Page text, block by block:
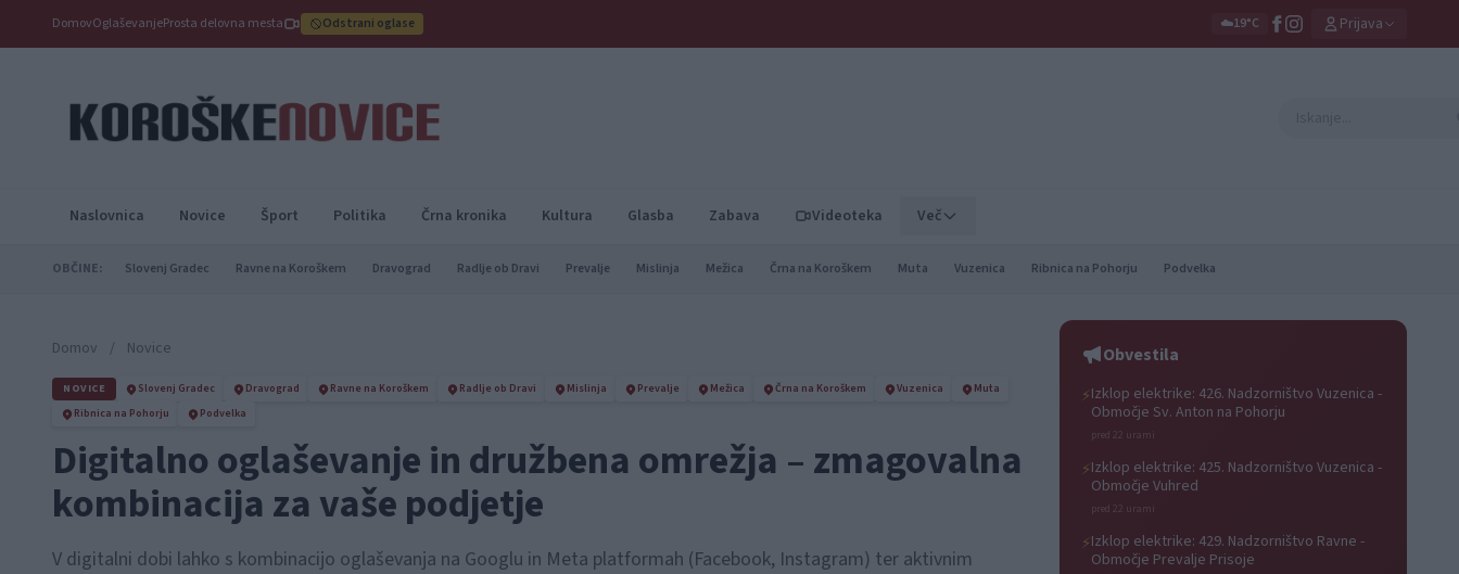
DomovOglaševanjeProsta delovna mesta Odstrani oglase ☁️19°C Prijava
Naslovnica Novice Šport Politika Črna kronika Kultura Glasba Zabava Videoteka Več
OBČINE: Slovenj Gradec Ravne na Koroškem Dravograd Radlje ob Dravi Prevalje Mislinja Mežica Črna na Koroškem Muta Vuzenica Ribnica na Pohorju Podvelka
Domov / Novice
NOVICE Slovenj Gradec Dravograd Ravne na Koroškem Radlje ob Dravi Mislinja Prevalje Mežica Črna na Koroškem Vuzenica
Muta
Ribnica na Pohorju
Podvelka
Digitalno oglaševanje in družbena omrežja – zmagovalna
kombinacija za vaše podjetje
V digitalni dobi lahko s kombinacijo oglaševanja na Googlu in Meta platformah (Facebook, Instagram) ter aktivnim
Obvestila
⚡Izklop elektrike: 426. Nadzorništvo Vuzenica -
Območje Sv. Anton na Pohorju
pred 22 urami
⚡Izklop elektrike: 425. Nadzorništvo Vuzenica -
Območje Vuhred
pred 22 urami
⚡Izklop elektrike: 429. Nadzorništvo Ravne -
Območje Prevalje Prisoje